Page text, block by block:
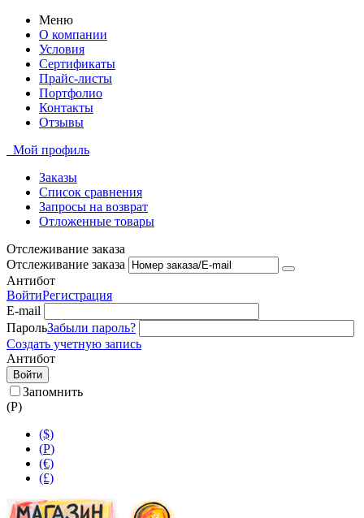
Меню
О компании
Условия
Сертификаты
Прайс-листы
Портфолио
Контакты
Отзывы
Мой профиль
Заказы
Список сравнения
Запросы на возврат
Отложенные товары
Отслеживание заказа
Отслеживание заказа
Антибот
ВойтиРегистрация
E-mail
ПарольЗабыли пароль?
Создать учетную запись
Антибот
Войти
Запомнить
(Р)
($)
(Р)
(€)
(£)